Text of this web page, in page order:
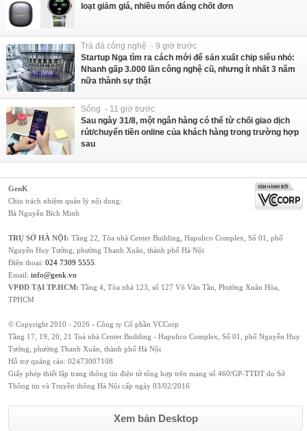
loạt giảm giá, nhiều món đáng chốt đơn
Trà đá công nghệ - 9 giờ trước
Startup Nga tìm ra cách mới để sản xuất chip siêu nhỏ:
Nhanh gấp 3.000 lần công nghệ cũ, nhưng ít nhất 3 năm
nữa thành sự thật
Sống - 11 giờ trước
Sau ngày 31/8, một ngân hàng có thể từ chối giao dịch
rút/chuyển tiền online của khách hàng trong trường hợp
sau
GenK
Chịu trách nhiệm quản lý nội dung:
Bà Nguyễn Bích Minh
TRỤ SỞ HÀ NỘI: Tầng 22, Tòa nhà Center Building, Hapulico Complex, Số 01, phố
Nguyễn Huy Tưởng, phường Thanh Xuân, thành phố Hà Nội
Điện thoại: 024 7309 5555
Email: info@genk.vn
VPĐD TẠI TP.HCM: Tầng 4, Tòa nhà 123, số 127 Võ Văn Tần, Phường Xuân Hòa,
TPHCM
© Copyright 2010 - 2026 - Công ty Cổ phần VCCorp
Tầng 17, 19, 20, 21 Toà nhà Center Building - Hapulico Complex, Số 01, phố Nguyễn Huy
Tưởng, phường Thanh Xuân, thành phố Hà Nội
Hỗ trợ quảng cáo: 02473007108
Giấy phép thiết lập trang thông tin điện tử tổng hợp trên mạng số 460/GP-TTĐT do Sở
Thông tin và Truyền thông Hà Nội cấp ngày 03/02/2016
Xem bản Desktop